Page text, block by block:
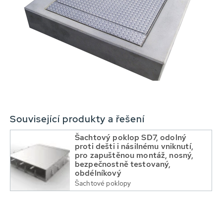
Související produkty a řešení
Šachtový poklop SD7, odolný
proti dešti i násilnému vniknutí,
pro zapuštěnou montáž, nosný,
bezpečnostně testovaný,
obdélníkový
Šachtové poklopy